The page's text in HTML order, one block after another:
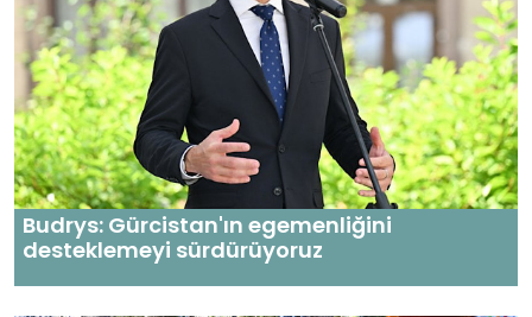
Budrys: Gürcistan'ın egemenliğini
desteklemeyi sürdürüyoruz